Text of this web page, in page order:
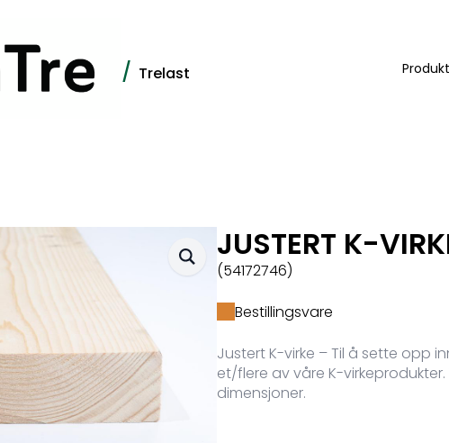
/ Trelast
JUSTERT K-
(54172746)
Bestillingsvare
Justert K-virke – Til å sette opp
et/flere av våre K-
dimensjoner.